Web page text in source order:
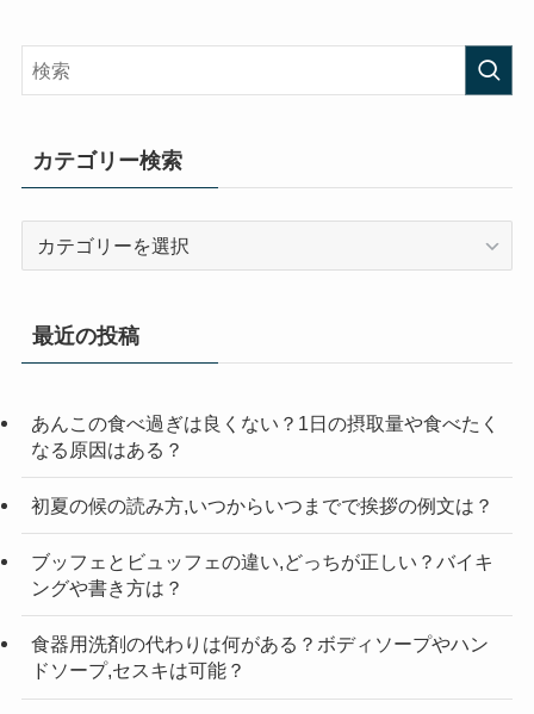
カテゴリー検索
リ
索
最近の投稿
あんこの食べ過ぎは良くない？1日の摂取量や食べたく
なる原因はある？
初夏の候の読み方,いつからいつまでで挨拶の例文は？
ブッフェとビュッフェの違い,どっちが正しい？バイキ
ングや書き方は？
食器用洗剤の代わりは何がある？ボディソープやハン
ドソープ,セスキは可能？